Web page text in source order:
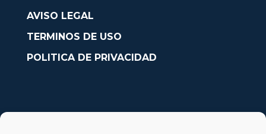
AVISO LEGAL
TERMINOS DE USO
POLITICA DE PRIVACIDAD